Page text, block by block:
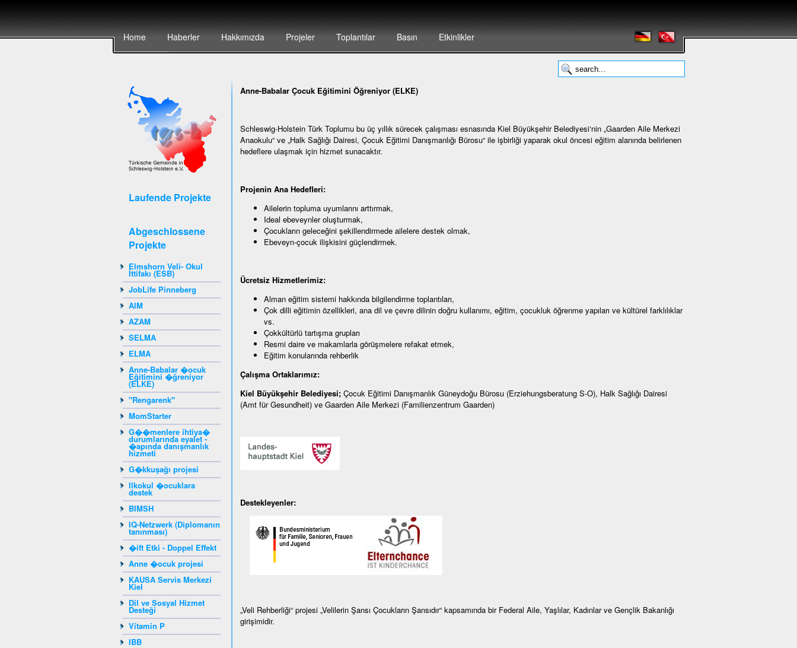
Home Haberler Hakkımızda Projeler Toplantılar Basın Etkinlikler
Laufende Projekte
Abgeschlossene
Projekte
Elmshorn Veli- Okul
İttifakı (ESB)
JobLife Pinneberg
AIM
AZAM
SELMA
ELMA
Anne-Babalar �ocuk
Eğitimini �ğreniyor
(ELKE)
"Rengarenk"
MomStarter
G��menlere ihtiya�
durumlarında eyalet -
�apında danışmanlık
hizmeti
G�kkuşağı projesi
Ilkokul �ocuklara
destek
BIMSH
IQ-Netzwerk (Diplomanın
tanınması)
�ift Etki - Doppel Effekt
Anne �ocuk projesi
KAUSA Servis Merkezi
Kiel
Dil ve Sosyal Hizmet
Desteği
Vitamin P
IBB
Anne-Babalar Çocuk Eğitimini Öğreniyor (ELKE)
Schleswig-Holstein Türk Toplumu bu üç yıllık sürecek çalışması esnasında Kiel Büyükşehir Belediyesi‘nin „Gaarden Aile Merkezi
Anaokulu“ ve „Halk Sağlığı Dairesi, Çocuk Eğitimi Danışmanlığı Bürosu“ ile işbirliği yaparak okul öncesi eğitim alanında belirlenen
hedeflere ulaşmak için hizmet sunacaktır.
Projenin Ana Hedefleri:
Ailelerin topluma uyumlarını arttırmak,
Ideal ebeveynler oluşturmak,
Çocukların geleceğini şekillendirmede ailelere destek olmak,
Ebeveyn-çocuk ilişkisini güçlendirmek.
Ücretsiz Hizmetlerimiz:
Alman eğitim sistemi hakkında bilgilendirme toplantıları,
Çok dilli eğitimin özellikleri, ana dil ve çevre dilinin doğru kullanımı, eğitim, çocukluk öğrenme yapıları ve kültürel farklılıklar
vs.
Çokkültürlü tartışma grupları
Resmi daire ve makamlarla görüşmelere refakat etmek,
Eğitim konularında rehberlik
Çalışma Ortaklarımız:
Kiel Büyükşehir Belediyesi; Çocuk Eğitimi Danışmanlık Güneydoğu Bürosu (Erziehungsberatung S-O), Halk Sağlığı Dairesi
(Amt für Gesundheit) ve Gaarden Aile Merkezi (Familienzentrum Gaarden)
Destekleyenler:
„Veli Rehberliği“ projesi „Velilerin Şansı Çocukların Şansıdır“ kapsamında bir Federal Aile, Yaşlılar, Kadınlar ve Gençlik Bakanlığı
girişimidir.